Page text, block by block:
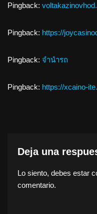
Pingback:
Pingback: https://
Pingback: จำนำรถ
Pingback: https://xcaino-
Deja una
Lo siento, debes estar
comentario.